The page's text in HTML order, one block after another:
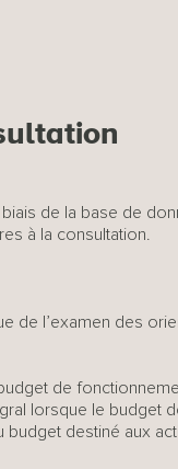
de la base de
à la consultation.
de l’examen des
de
lorsque le budget
budget destiné aux